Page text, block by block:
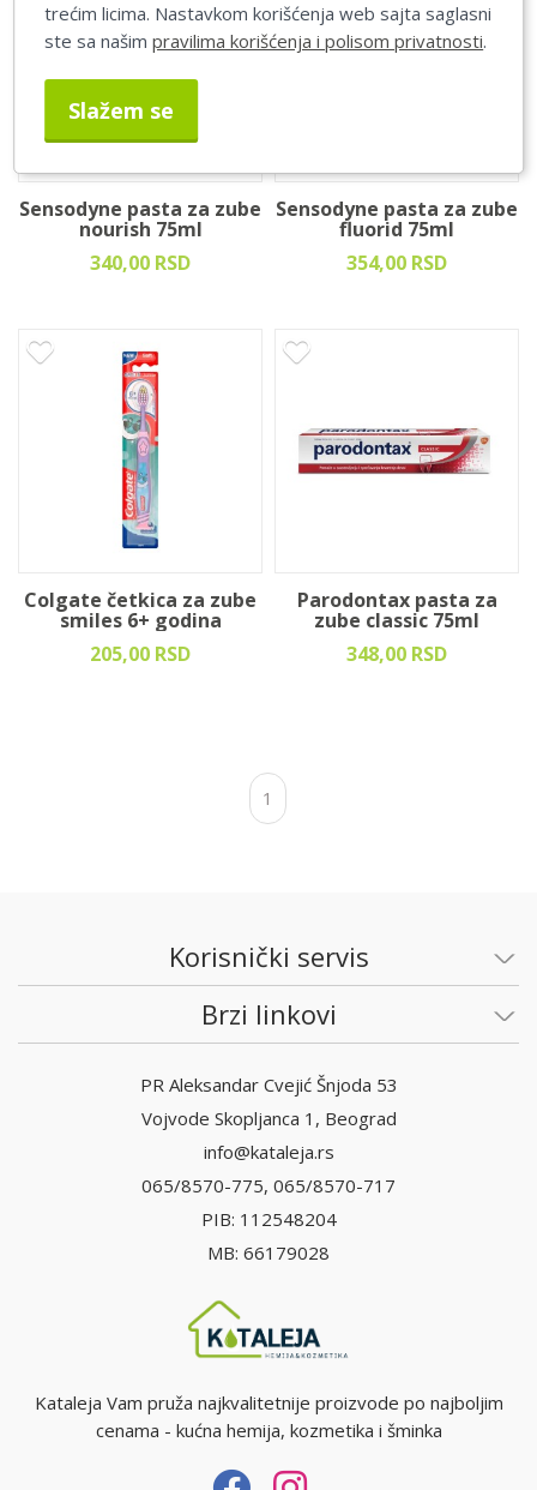
Sensodyne pasta za zube
nourish 75ml
340,00 RSD
Sensodyne pasta za zube
fluorid 75ml
354,00 RSD
Colgate četkica za zube
smiles 6+ godina
205,00 RSD
Parodontax pasta za
zube classic 75ml
348,00 RSD
1
Korisnički servis
Brzi linkovi
PR Aleksandar Cvejić Šnjoda 53
Vojvode Skopljanca 1, Beograd
info@kataleja.rs
065/8570-775, 065/8570-717
PIB: 112548204
MB: 66179028
Kataleja Vam pruža najkvalitetnije proizvode po najboljim
cenama - kućna hemija, kozmetika i šminka
trećim licima. Nastavkom korišćenja web sajta saglasni
ste sa našimpravilima korišćenja i polisom privatnosti.
Slažem se